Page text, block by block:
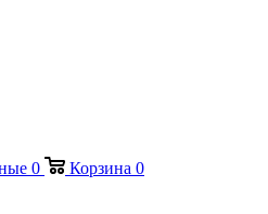
0 Корзина 0